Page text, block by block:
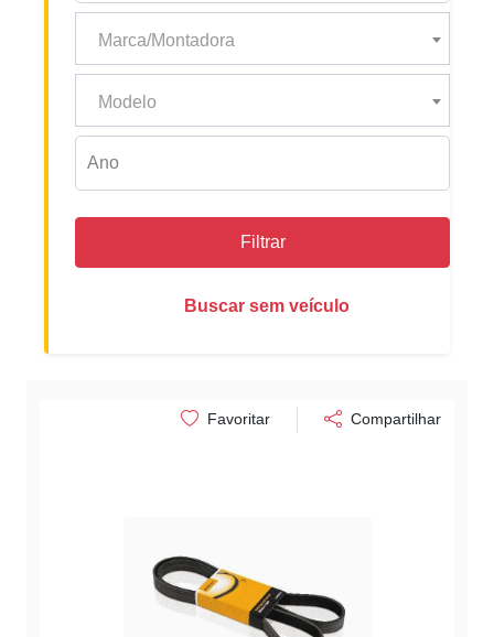
Marca/Montadora
Modelo
Filtrar
Buscar sem veículo
Favoritar Compartilhar